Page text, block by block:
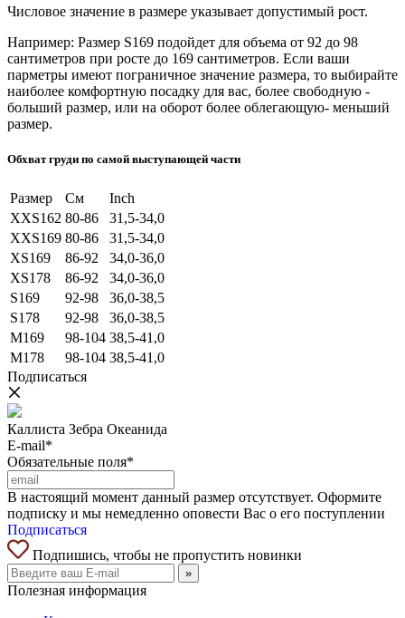
Числовое значение в размере указывает допустимый рост.
Например: Размер S169 подойдет для объема от 92 до 98
сантиметров при росте до 169 сантиметров. Если ваши
парметры имеют пограничное значение размера, то выбирайте
наиболее комфортную посадку для вас, более свободную -
больший размер, или на оборот более облегающую- меньший
размер.
Обхват груди по самой выступающей части
Размер См
Inch
XXS162 80-86
31,5-34,0
XXS169 80-86
31,5-34,0
XS169
86-92
34,0-36,0
XS178
86-92
34,0-36,0
S169
92-98
36,0-38,5
S178
92-98
36,0-38,5
M169
98-104 38,5-41,0
M178
98-104 38,5-41,0
Подписаться
Каллиста Зебра Океанида
E-mail*
Обязательные поля*
В настоящий момент данный размер отсутствует. Оформите
подписку и мы немедленно оповести Вас о его поступлении
Подписаться
Подпишись, чтобы не пропустить новинки
»
Полезная информация